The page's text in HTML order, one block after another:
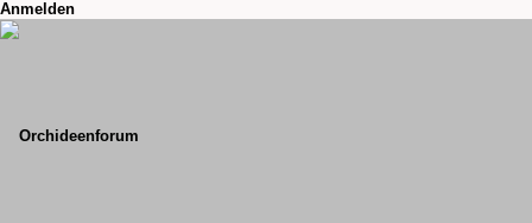
Anmelden